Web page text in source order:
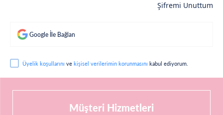
Şifremi Unuttum
Google İle Bağlan
Üyelik koşullarını ve kişisel verilerimin korunmasını kabul ediyorum.
Müşteri Hizmetleri